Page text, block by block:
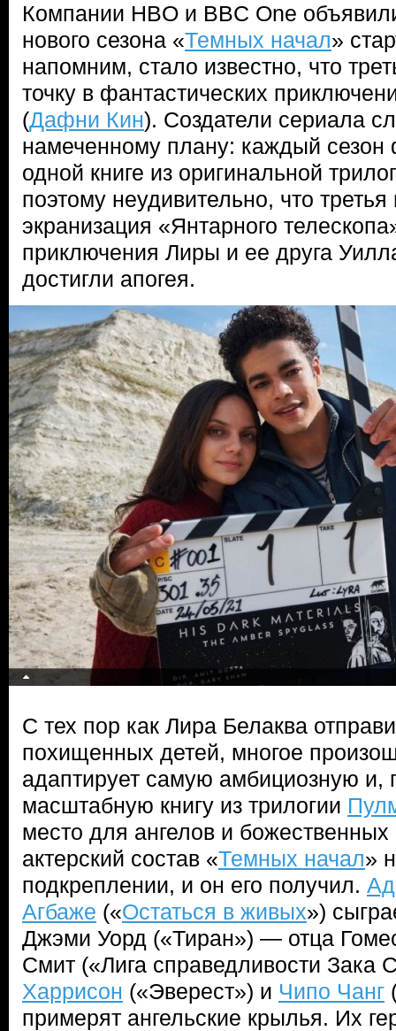
Компании HBO и BBC One
нового сезона «Темных начал»
напомним, стало известно, что
точку в фантастических
(Дафни Кин). Создатели сериала
намеченному плану: каждый сезон
одной книге из оригинальной
поэтому неудивительно, что
экранизация «Янтарного
приключения Лиры и ее друга
достигли апогея.
С тех пор как Лира Белаква
похищенных детей, многое
адаптирует самую амбициозную
масштабную книгу из трилогии
место для ангелов и
актерский состав «Темных начал»
подкреплении, и он его получил.
Агбаже («Остаться в живых»)
Джэми Уорд («Тиран») — отца
Смит («Лига справедливости Зака
Харрисон («Эверест») и Чипо Чанг
примерят ангельские крылья. Их